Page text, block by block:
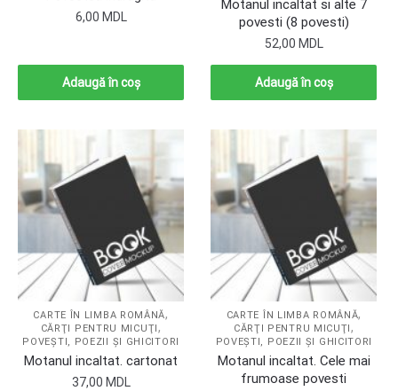
6,00 MDL
Adaugă în coș
Motanul incaltat si alte 7
povesti (8 povesti)
52,00 MDL
Adaugă în coș
CARTE ÎN LIMBA ROMÂNĂ,
CĂRŢI PENTRU MICUŢI ,
POVEŞTI, POEZII ŞI GHICITORI
Motanul incaltat. cartonat
37,00 MDL
CARTE ÎN LIMBA ROMÂNĂ,
CĂRŢI PENTRU MICUŢI,
POVEŞTI, POEZII ŞI GHICITORI
Motanul incaltat. Cele mai
frumoase povesti